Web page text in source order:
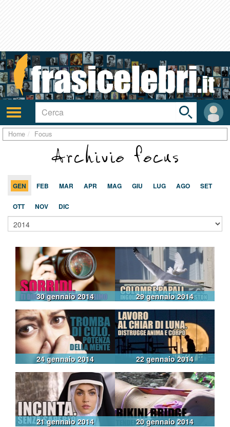
Attiva/disattiva
navigazione
User
area
Toggle
search
bar
Home Focus
Archivio focus
GEN FEB MAR APR MAG GIU LUG AGO SET
OTT NOV DIC
30 gennaio 2014 29 gennaio 2014
24 gennaio 2014 22 gennaio 2014
21 gennaio 2014 20 gennaio 2014